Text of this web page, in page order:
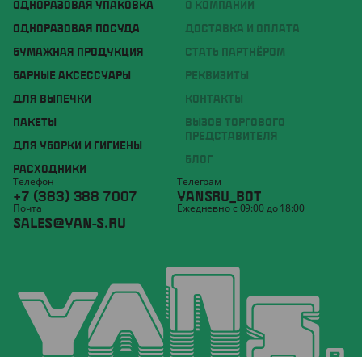
ОДНОРАЗОВАЯ УПАКОВКА
ОДНОРАЗОВАЯ ПОСУДА
БУМАЖНАЯ ПРОДУКЦИЯ
БАРНЫЕ АКСЕССУАРЫ
ДЛЯ ВЫПЕЧКИ
ПАКЕТЫ
ДЛЯ УБОРКИ И ГИГИЕНЫ
РАСХОДНИКИ
О КОМПАНИИ
ДОСТАВКА И ОПЛАТА
СТАТЬ ПАРТНЁРОМ
РЕКВИЗИТЫ
КОНТАКТЫ
ВЫЗОВ ТОРГОВОГО
ПРЕДСТАВИТЕЛЯ
БЛОГ
Телефон
+7 (383) 388 7007
Телеграм
YANSRU_BOT
Почта
SALES@YAN-S.RU
Ежедневно с 09:00 до 18:00